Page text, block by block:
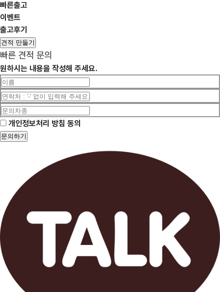
빠른출고
이벤트
출고후기
견적 만들기
빠른 견적 문의
원하시는 내용을 작성해 주세요.
개인정보처리 방침 동의
문의하기